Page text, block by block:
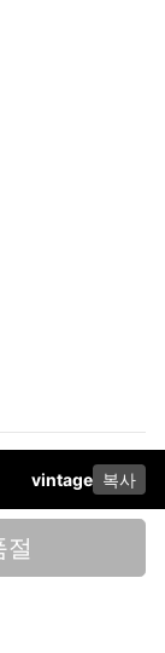
vintage 복사
절
정보다운로드